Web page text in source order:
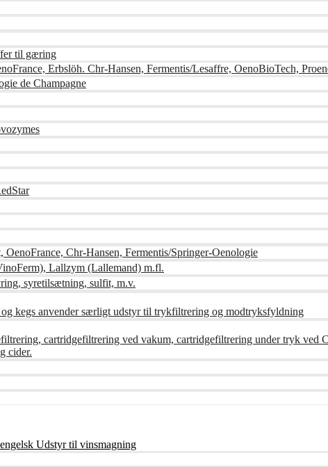
til gæring
Erbslöh. Chr-Hansen, Fermentis/Lesaffre, OenoBioTech,
de Champagne
Chr-Hansen, Fermentis/Springer-Oenologie
Lallzym (Lallemand) m.fl.
syretilsætning, sulfit, m.v.
kegs anvender særligt udstyr til trykfiltrering og modtryksfyldning
cartridgefiltrering ved vakum, cartridgefiltrering under tryk ved
cider.
Udstyr til vinsmagning